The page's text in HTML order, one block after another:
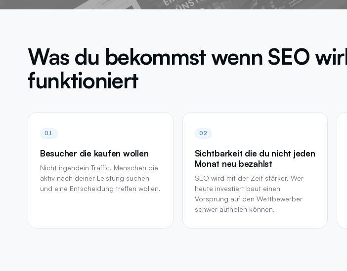
Was du bekommst wenn SEO
funktioniert
01
Besucher die kaufen wollen
Nicht irgendein Traffic. Menschen die
aktiv nach deiner Leistung suchen
und eine Entscheidung treffen wollen.
02
Sichtbarkeit die du nicht jeden
Monat neu bezahlst
SEO wird mit der Zeit stärker. Wer
heute investiert baut einen
Vorsprung auf den Wettbewerber
schwer aufholen können.